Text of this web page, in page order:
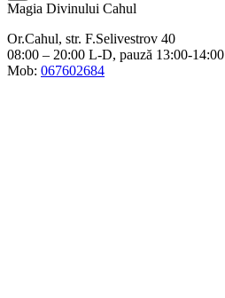
Magia Divinului Cahul
Or.Cahul, str. F.Selivestrov 40
08:00 – 20:00 L-D, pauză 13:00-14:00
Mob: 067602684